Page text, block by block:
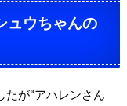
ュウちゃんの
たが“アハレンさん